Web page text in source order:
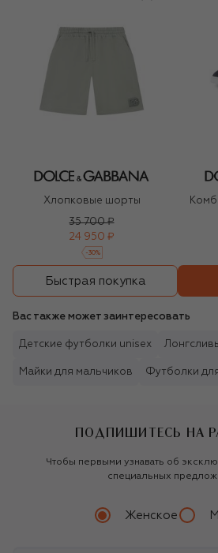
Хлопковые шорты
35 700 ₽
24 950 ₽
-30%
Быстрая покупка
Вас также может заинтересовать
Детские футболки unisex
Майки для мальчиков Футболки
ПОДПИШИТЕСЬ НА
Чтобы первыми узнавать об
специальных
Женское